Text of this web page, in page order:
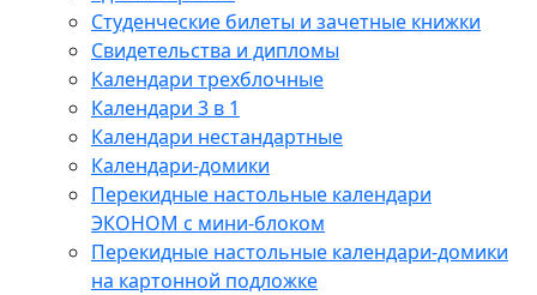
Студенческие билеты и зачетные книжки
Свидетельства и дипломы
Календари трехблочные
Календари 3 в 1
Календари нестандартные
Календари-домики
Перекидные настольные календари
ЭКОНОМ с мини-блоком
Перекидные настольные календари-домики
на картонной подложке